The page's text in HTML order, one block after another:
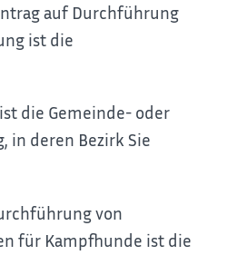
auf Durchführung
ist die
die Gemeinde- oder
in deren Bezirk Sie
von
für Kampfhunde ist die